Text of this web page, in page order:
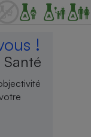
!
Santé